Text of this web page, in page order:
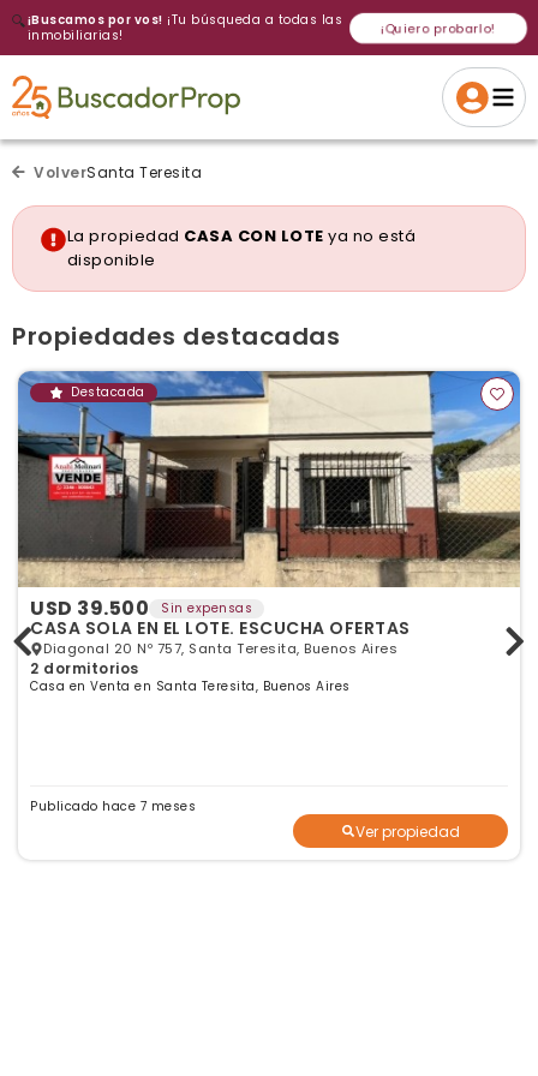
🔍¡Buscamos por vos! ¡Tu búsqueda a todas las
inmobiliarias!
¡Quiero probarlo!
Cancelar Si, eliminar
Gracias
Volver a intentar
VolverSanta Teresita
La propiedad CASA CON LOTE ya no está
disponible
Propiedades destacadas
Destacada
USD 39.500 Sin expensas
CASA SOLA EN EL LOTE. ESCUCHA OFERTAS
Diagonal 20 Nº 757, Santa Teresita, Buenos Aires
2 dormitorios
Casa en Venta en Santa Teresita, Buenos Aires
Publicado hace 7 meses
Ver propiedad